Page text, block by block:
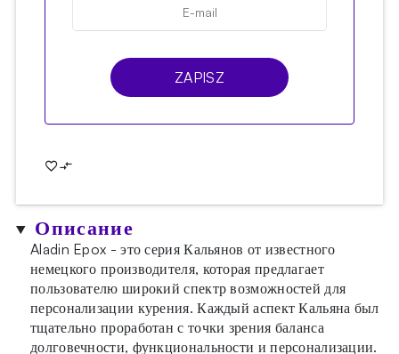
ZAPISZ
Описание
Aladin Epox - это серия Кальянов от известного
немецкого производителя, которая предлагает
пользователю широкий спектр возможностей для
персонализации курения. Каждый аспект Кальяна был
тщательно проработан с точки зрения баланса
долговечности, функциональности и персонализации.